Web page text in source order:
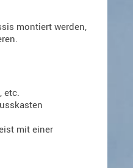
montiert werden,
etc.
mit einer